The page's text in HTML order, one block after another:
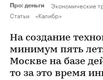
Про: деньги Экономические
Статьи
«Калибр»
На создание
минимум пять
Москве на базе
то за это время